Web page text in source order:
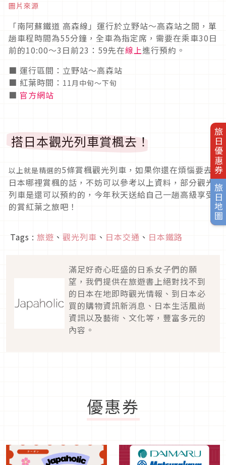
旅日優惠券
旅日地圖
圖片來源
「南阿蘇鐵道 高森線」運行於立野站〜高森站之間，單
趟車程時間為55分鐘，全車為指定席，需要在乘車30日
前的10:00～3日前23：59先在線上進行預約。
■ 運行區間：立野站〜高森站
■ 紅葉時間： 11月中旬～下旬
■ 官方網站
搭日本觀光列車賞楓去！
以上就是精選的5條賞楓觀光列車，如果你還在煩惱要去
日本哪裡賞楓的話，不妨可以參考以上資料，部分觀光
列車是還可以預約的，今年秋天送給自己一趟高級享受
的賞紅葉之旅吧！
Tags : 旅遊 、 觀光列車 、 日本交通 、 日本鐵路
滿足好奇心旺盛的日系女子們的願
望，我們提供在旅遊書上絕對找不到
的日本在地即時觀光情報、到日本必
買的購物資訊新消息、日本生活風尚
資訊以及藝術、文化等，豐富多元的
內容。
優惠券